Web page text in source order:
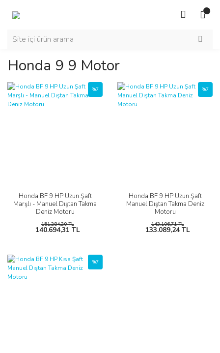
Honda 9 9 Motor
Honda BF 9 HP Uzun Şaft
Marşlı - Manuel Dıştan Takma
Deniz Motoru
%7
151.284,20 TL
140.694,31 TL
Honda BF 9 HP Uzun Şaft
Manuel Dıştan Takma Deniz
Motoru
%7
143.106,71 TL
133.089,24 TL
%7